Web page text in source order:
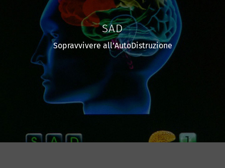
SAD
Sopravvivere all’AutoDistruzione